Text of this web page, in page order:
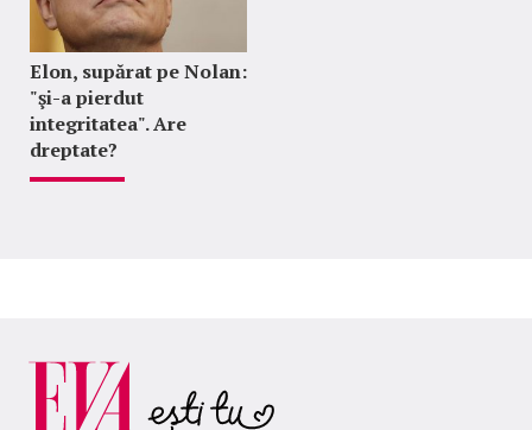
Elon, supărat pe Nolan:
"şi-a pierdut
integritatea". Are
dreptate?